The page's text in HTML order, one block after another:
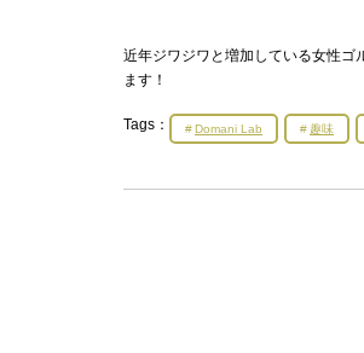
近年ジワジワと増加している女性ゴ
ます！
Tags： Domani Lab 趣味